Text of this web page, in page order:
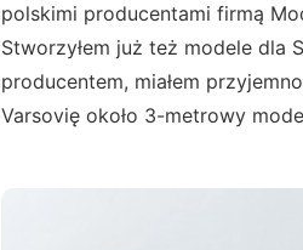
polskimi producentami firmą
Stworzyłem już też modele dla
producentem, miałem
Varsovię około 3-metrowy